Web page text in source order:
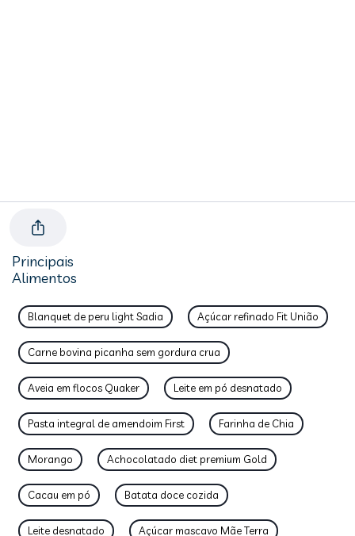
Principais
Alimentos
Blanquet de peru light Sadia Açúcar refinado Fit União
Carne bovina picanha sem gordura crua
Aveia em flocos Quaker Leite em pó desnatado
Pasta integral de amendoim First Farinha de Chia
Morango Achocolatado diet premium Gold
Cacau em pó Batata doce cozida
Leite desnatado Açúcar mascavo Mãe Terra